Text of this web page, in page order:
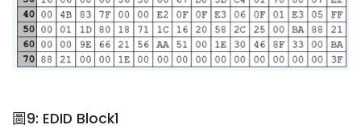
圖9: EDID Block1